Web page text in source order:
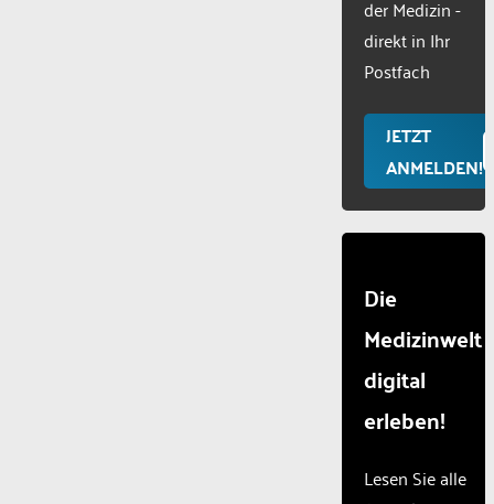
Consent
der Medizin -
direkt in Ihr
Postfach
JETZT
ANMELDEN!
Die
Medizinwelt
digital
erleben!
Lesen Sie alle